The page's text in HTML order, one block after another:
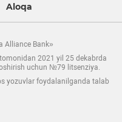
Aloqa
Alliance Bank»
2021 yil 25 dekabrda
uchun №79 litsenziya.
yozuvlar foydalanilganda talab